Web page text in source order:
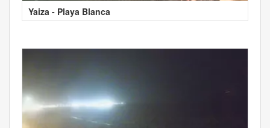
Yaiza - Playa Blanca